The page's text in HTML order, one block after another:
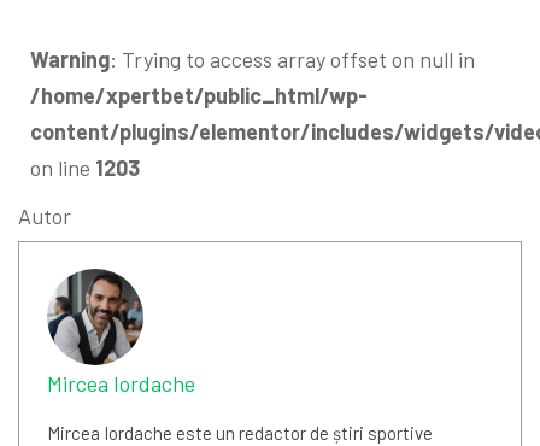
Warning: Trying to access array offset on null in
/home/xpertbet/public_html/wp-
content/plugins/elementor/includes/widgets/
on line 1203
Autor
Mircea Iordache
Mircea Iordache este un redactor de știri sportive